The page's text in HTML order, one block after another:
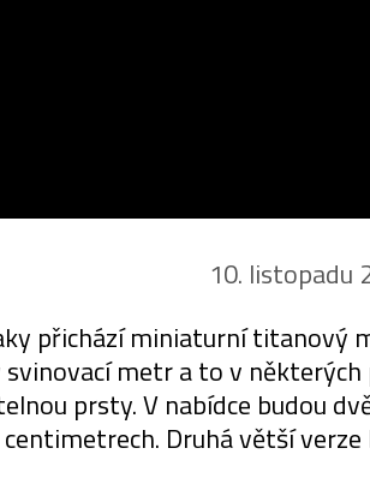
10.
přichází miniaturní titanový
metr a to v
prsty. V nabídce budou
centimetrech. Druhá větší